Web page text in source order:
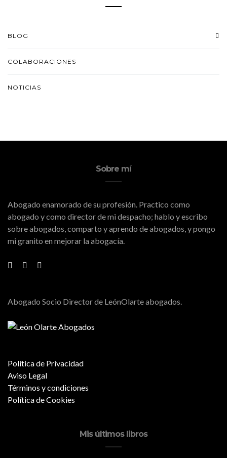
BLOG
COLABORACIONES
NOTICIAS
Sobre mí
Abogado enamorado de su profesión. Practico como
abogado y como director de mi despacho; hablo y escribo
sobre abogados, comparto y aprendo de abogados, y pongo
mi granito en mejorar la abogacía.
Abogado Socio Director de LeónOlarte abogados.
Política de Privacidad
Aviso Legal
Términos y condiciones
Política de Cookies
Mis últimos libros